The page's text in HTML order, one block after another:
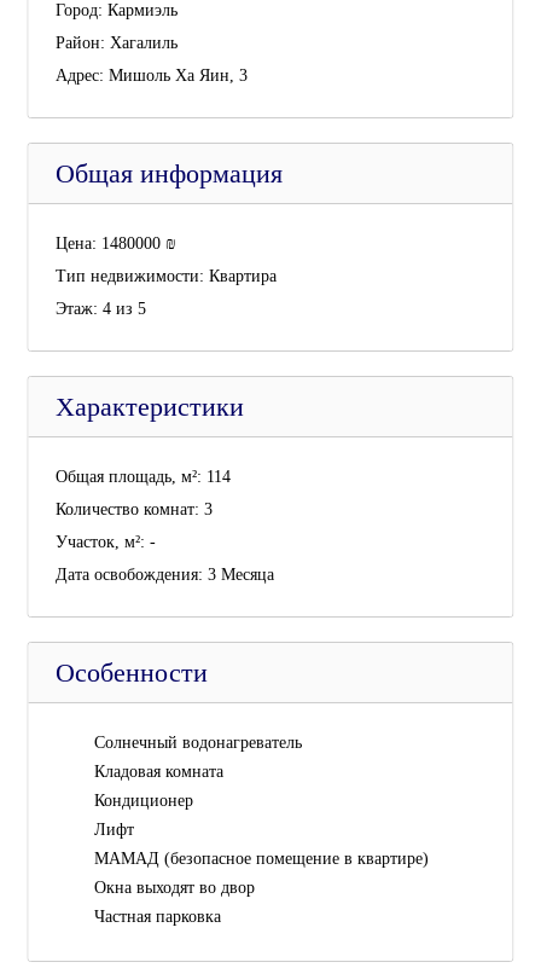
Город: Кармиэль
Район: Хагалиль
Адрес: Мишоль Ха Яин, 3
Общая информация
Цена: 1480000 ₪
Тип недвижимости: Квартира
Этаж: 4 из 5
Характеристики
Общая площадь, м²: 114
Количество комнат: 3
Участок, м²: -
Дата освобождения: 3 Месяцa
Особенности
Cолнечный водонагреватель
Кладовая комната
Кондиционер
Лифт
МАМАД (безопасное помещение в квартире)
Окна выходят во двор
Частная парковка